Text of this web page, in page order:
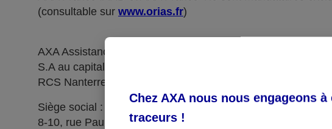
(consultable sur www.orias.fr)
AXA Assistance France Assurances,
S.A au capital de 51 429 430,40 €,
RCS Nanterre 415 392 724
Siège social :
8-10, rue Paul Vaillant Couturier
Chez AXA nous nous engageons
traceurs !